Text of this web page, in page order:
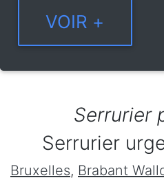
Serrurier
Serrurier
Bruxelles, Brabant